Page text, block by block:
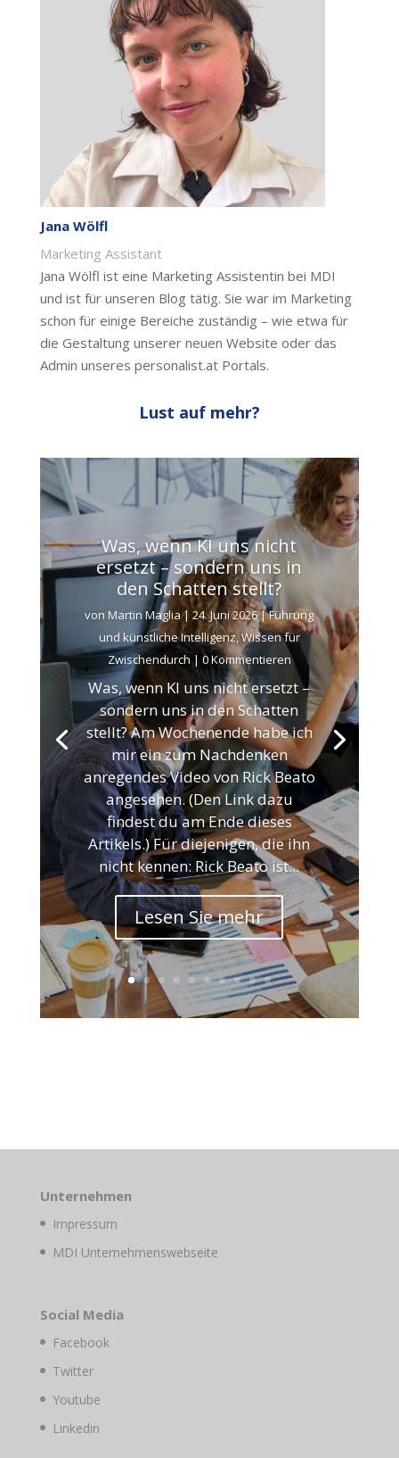
Jana Wölfl
Marketing Assistant
Jana Wölfl ist eine Marketing Assistentin bei MDI
und ist für unseren Blog tätig. Sie war im Marketing
schon für einige Bereiche zuständig – wie etwa für
die Gestaltung unserer neuen Website oder das
Admin unseres personalist.at Portals.
Lust auf mehr?
Was, wenn KI uns nicht
ersetzt – sondern uns in
den Schatten stellt?
von Martin Maglia|24. Juni 2026|Führung
und künstliche Intelligenz,Wissen für
Zwischendurch | 0 Kommentieren
Was, wenn KI uns nicht ersetzt –
sondern uns in den Schatten
stellt? Am Wochenende habe ich
mir ein zum Nachdenken
anregendes Video von Rick Beato
angesehen. (Den Link dazu
findest du am Ende dieses
Artikels.) Für diejenigen, die ihn
nicht kennen: Rick Beato ist...
Lesen Sie mehr
Unternehmen
Impressum
MDI Unternehmenswebseite
Social Media
Facebook
Twitter
Youtube
Linkedin